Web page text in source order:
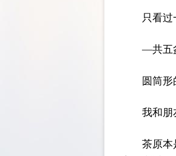
只看过
—共五
圆筒
我和朋
茶原本